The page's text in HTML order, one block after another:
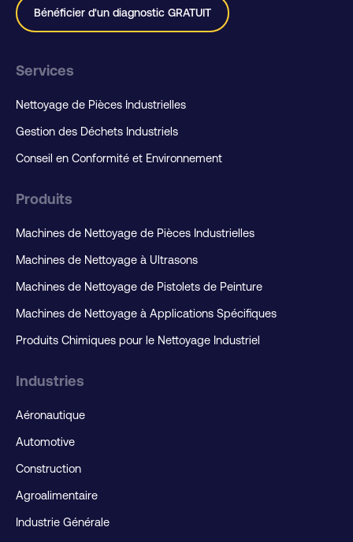
Bénéficier d'un diagnostic GRATUIT
Services
Nettoyage de Pièces Industrielles
Gestion des Déchets Industriels
Conseil en Conformité et Environnement
Produits
Machines de Nettoyage de Pièces Industrielles
Machines de Nettoyage à Ultrasons
Machines de Nettoyage de Pistolets de Peinture
Machines de Nettoyage à Applications Spécifiques
Produits Chimiques pour le Nettoyage Industriel
Industries
Aéronautique
Automotive
Construction
Agroalimentaire
Industrie Générale